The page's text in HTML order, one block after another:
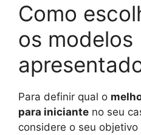
Como
os modelos
Para definir qual o
para iniciante no seu
considere o seu objetivo